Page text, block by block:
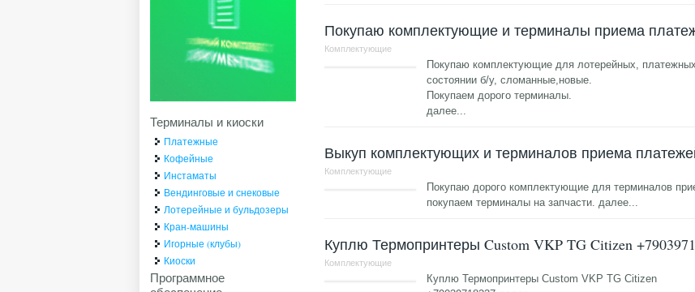
Покупаю комплектующие и терминалы приема
Комплектующие
Покупаю комплектующие для лотерейных,
состоянии б/у, сломанные,новые.
Покупаем дорого терминалы.
далее...
Выкуп комплектующих и терминалов приема
Комплектующие
Покупаю дорого комплектующие для терминалов
покупаем терминалы на запчасти.далее...
Куплю Термопринтеры Custom VKP TG Citizen
Комплектующие
Куплю Термопринтеры Custom VKP TG Citizen
Терминалы и киоски
Платежные
Кофейные
Инстаматы
Вендинговые и снековые
Лотерейные и бульдозеры
Кран-машины
Игорные (клубы)
Киоски
Программное